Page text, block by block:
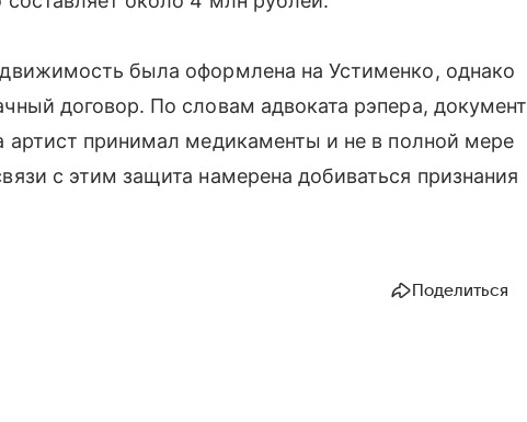
была оформлена на Устименко, однако
договор. По словам адвоката рэпера, документ
артист принимал медикаменты и не в полной мере
с этим защита намерена добиваться признания
Поделиться